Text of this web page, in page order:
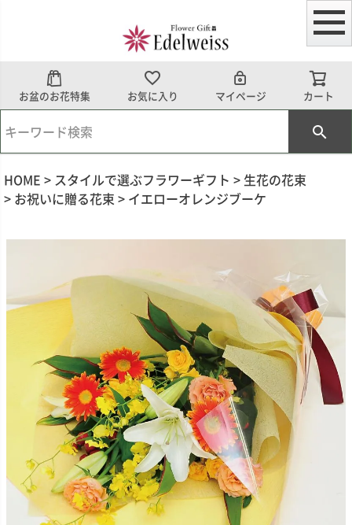
お盆のお花特集 お気に入り マイページ カート
HOME スタイルで選ぶフラワーギフト
生花の花束
お祝いに贈る花束
イエローオレンジブーケ